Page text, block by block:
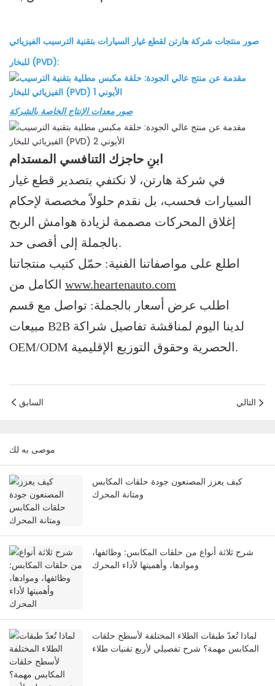
صور منتجات شركة هارتن لقطع غيار السيارات بتقنية الترسيب الفيزيائي
للبخار (PVD):
صور معدات الإنتاج الخاصة بالشركة
ابنِ حاجزك التنافسي المستدام
في شركة هارتن، لا نكتفي بتصدير قطع غيار
السيارات فحسب، بل نقدم حلولاً مخصصة لإحكام
إغلاق المحركات مصممة لزيادة هوامش الربح
بالجملة إلى أقصى حد.
اطلع على مواصفاتنا الفنية: حمّل كتيب منتجاتنا
الكامل من www.heartenauto.com
اطلب عرض أسعار بالجملة: تواصل مع قسم
مبيعات B2B لدينا اليوم لمناقشة تفاصيل شراكة
OEM/ODM الحصرية وحقوق التوزيع الإقليمية.
السابق التالي
موصى به لك
كيف يعزز المصنعون جودة حلقات المكابس
ومتانة المحرك
شرح ثلاثة أنواع من حلقات المكابس: وظائفها،
وموادها، وأهميتها لأداء المحرك
لماذا تُعدّ طبقات الطلاء المختلفة لأسطح حلقات
المكابس مهمة؟ شرح تفصيلي لأربع تقنيات طلاء